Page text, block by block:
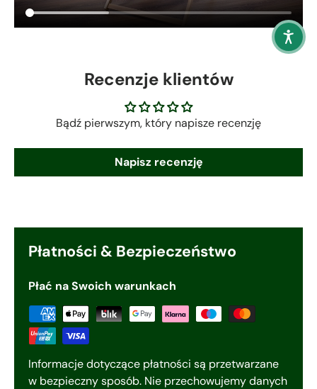
Recenzje klientów
Bądź pierwszym, który napisze recenzję
Napisz recenzję
Płatności & Bezpieczeństwo
Płać na Swoich warunkach
Informacje dotyczące płatności są przetwarzane
w bezpieczny sposób. Nie przechowujemy danych